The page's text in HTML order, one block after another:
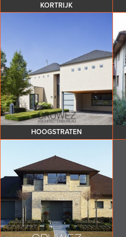
KORTRIJK
HOOGSTRATEN